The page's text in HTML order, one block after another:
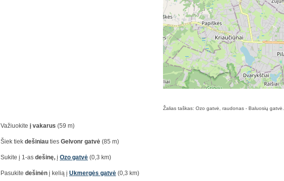
Žalias taškas: Ozo gatvė, raudonas - Baluosių gatvė.
Važiuokite į vakarus (59 m)
Šiek tiek dešiniau ties Gelvonr gatvė (85 m)
Sukite į 1-as dešinę, į Ozo gatvė (0,3 km)
Pasukite dešinėn į kelią į Ukmergės gatvė (0,3 km)